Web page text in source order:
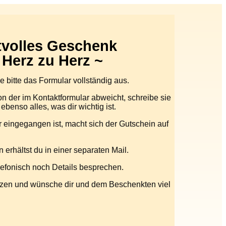
Geschenk
zu Herz ~
bitte das Formular vollständig aus.
der im Kontaktformular abweicht, schreibe sie
alles, was dir wichtig ist.
ist, macht sich der Gutschein auf
erhältst du in einer separaten Mail.
noch Details besprechen.
und wünsche dir und dem Beschenkten viel